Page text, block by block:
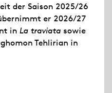
der Saison 2025/26
er 2026/27
in La traviata sowie
Tehlirian in